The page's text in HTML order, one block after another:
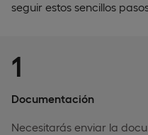
seguir estos sencillos
1
Documentación
Necesitarás enviar la